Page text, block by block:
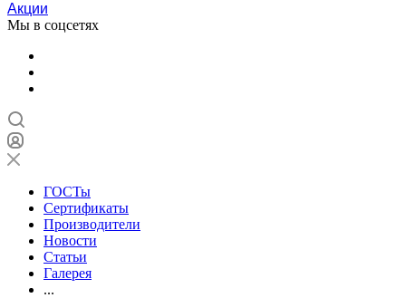
Акции
Мы в соцсетях
ГОСТы
Сертификаты
Производители
Новости
Статьи
Галерея
...